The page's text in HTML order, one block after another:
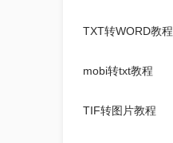
TXT转WORD教程
mobi转txt教程
TIF转图片教程